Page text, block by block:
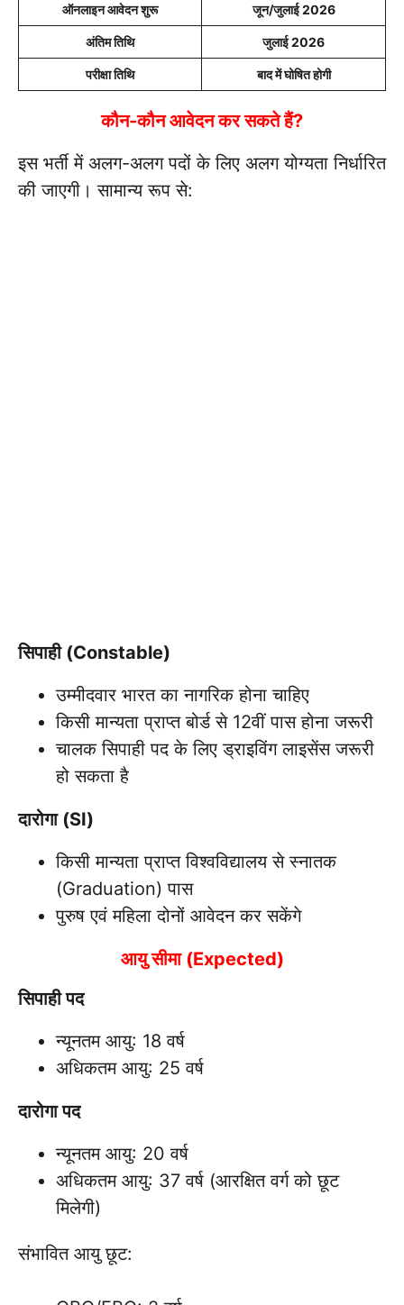
ऑनलाइन आवेदन शुरू जून/जुलाई 2026
अंतिम तिथि जुलाई 2026
परीक्षा तिथि बाद में घोषित होगी
कौन-कौन आवेदन कर सकते हैं?
इस भर्ती में अलग-अलग पदों के लिए अलग योग्यता निर्धारित
की जाएगी। सामान्य रूप से:
सिपाही (Constable)
उम्मीदवार भारत का नागरिक होना चाहिए
किसी मान्यता प्राप्त बोर्ड से 12वीं पास होना जरूरी
चालक सिपाही पद के लिए ड्राइविंग लाइसेंस जरूरी
हो सकता है
दारोगा (SI)
किसी मान्यता प्राप्त विश्वविद्यालय से स्नातक
(Graduation) पास
पुरुष एवं महिला दोनों आवेदन कर सकेंगे
आयु सीमा (Expected)
सिपाही पद
न्यूनतम आयु: 18 वर्ष
अधिकतम आयु: 25 वर्ष
दारोगा पद
न्यूनतम आयु: 20 वर्ष
अधिकतम आयु: 37 वर्ष (आरक्षित वर्ग को छूट
मिलेगी)
संभावित आयु छूट: